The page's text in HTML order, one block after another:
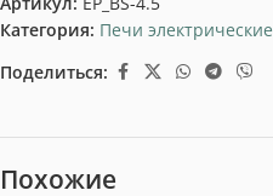
Категория: Печи электрические
Поделиться:
Похожие